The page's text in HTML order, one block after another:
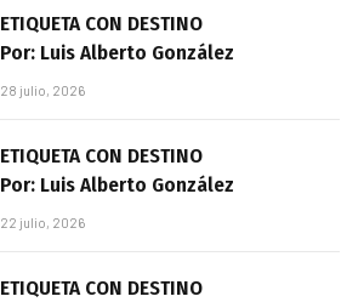
ETIQUETA CON DESTINO
Por: Luis Alberto González
28 julio, 2026
ETIQUETA CON DESTINO
Por: Luis Alberto González
22 julio, 2026
ETIQUETA CON DESTINO